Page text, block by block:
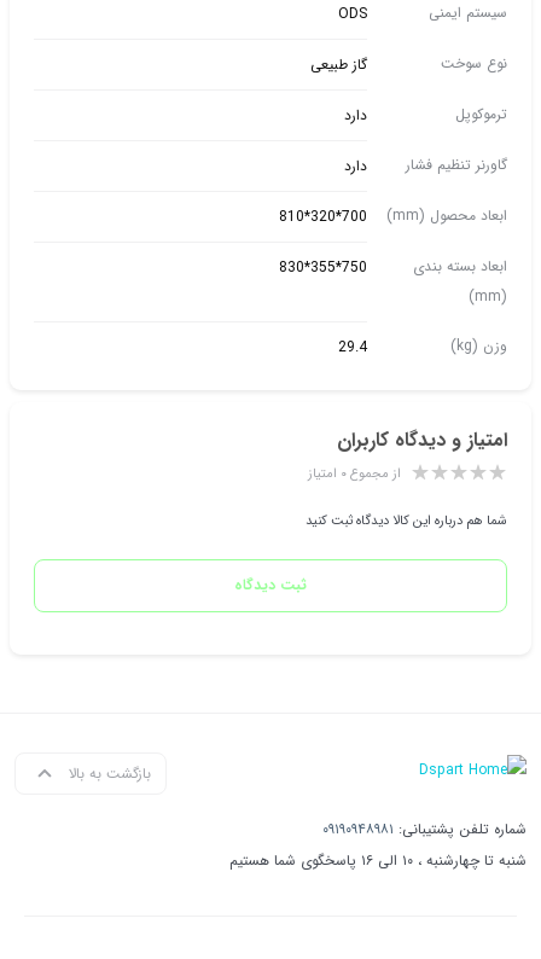
سیستم ایمنی ODS
نوع سوخت گاز طبیعی
ترموکوپل دارد
گاورنر تنظیم فشار دارد
ابعاد محصول (mm) 700*320*810
ابعاد بسته بندی
(mm)
750*355*830
وزن (kg) 29.4
امتیاز و دیدگاه کاربران
از مجموع ۰ امتیاز
شما هم درباره این کالا دیدگاه ثبت کنید
ثبت دیدگاه
بازگشت به بالا
شماره تلفن پشتیبانی: ۰۹۱۹۰۹۴۸۹۸۱
شنبه تا چهارشنبه ، ۱۰ الی ۱۶ پاسخگوی شما هستیم